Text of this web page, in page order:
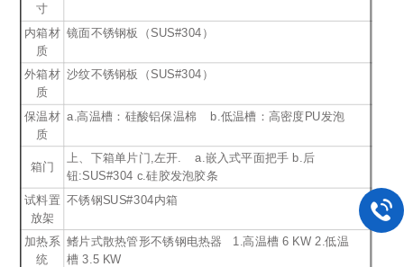
寸
内箱材
质
镜面不锈钢板（SUS#304）
外箱材
质
沙纹不锈钢板（SUS#304）
保温材
质
a.高温槽：硅酸铝保温棉 b.低温槽：高密度PU发泡
箱门
上、下箱单片门,左开. a.嵌入式平面把手 b.后
钮:SUS#304 c.硅胶发泡胶条
试料置
放架
不锈钢SUS#304内箱
加热系
统
鳍片式散热管形不锈钢电热器 1.高温槽 6 KW 2.低温
槽 3.5 KW